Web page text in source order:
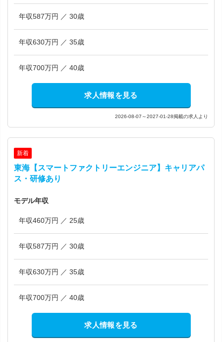
年収587万円 ／ 30歳
年収630万円 ／ 35歳
年収700万円 ／ 40歳
求人情報を見る
2026-08-07～2027-01-28掲載の求人より
新着
東海【スマートファクトリーエンジニア】キャリアパ
ス・研修あり
モデル年収
年収460万円 ／ 25歳
年収587万円 ／ 30歳
年収630万円 ／ 35歳
年収700万円 ／ 40歳
求人情報を見る